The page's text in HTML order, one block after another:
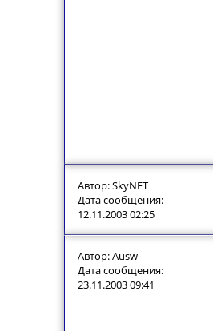
Автор: SkyNET
Дата сообщения:
12.11.2003 02:25
Автор: Ausw
Дата сообщения:
23.11.2003 09:41